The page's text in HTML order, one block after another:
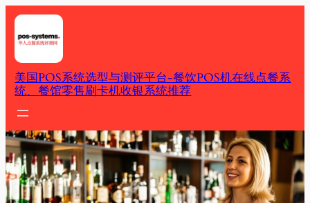
Skip
content
美国POS系统选型与测评平台-餐饮POS机在线点餐系
统、餐馆零售刷卡机收银系统推荐